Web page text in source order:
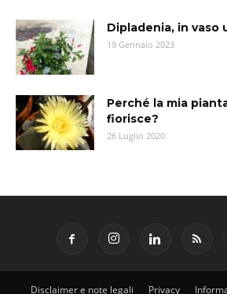
Dipladenia, in vaso
19 Gennaio 2023
Perché la mia
fiorisce?
26 Luglio 2020
Disclaimer e note legali Privacy